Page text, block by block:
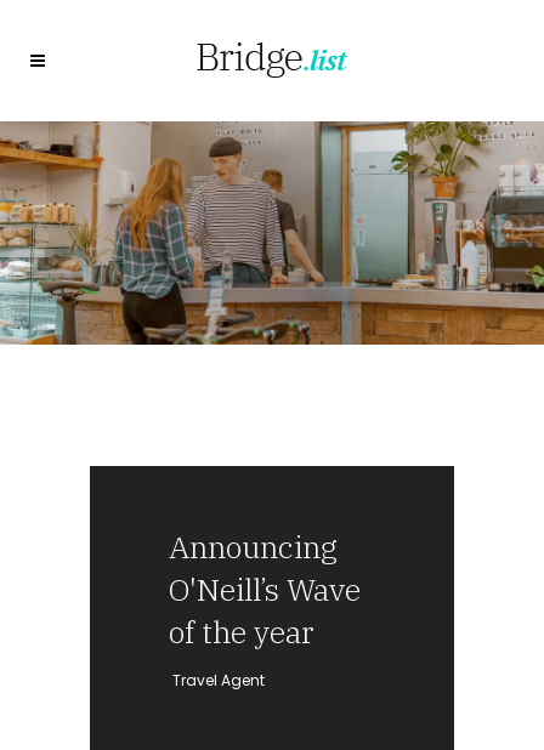
Announcing
O'Neill’s Wave
of the year
— Travel Agent